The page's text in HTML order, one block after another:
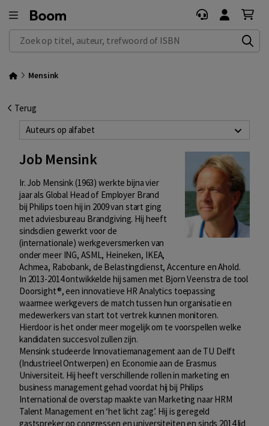
Zoek op titel, auteur, trefwoord of ISBN
Mensink
Terug
Auteurs op alfabet
Job Mensink
Ir. Job Mensink (1963) werkte bijna vier
jaar als Global Head of Employer Brand
bij Philips toen hij in 2009 van start ging
met adviesbureau Brandgiving. Hij heeft
sindsdien gewerkt voor de
(internationale) werkgeversmerken van
onder meer ING, ASML, Heineken, IKEA,
Achmea, Rabobank, de Belastingdienst, Accenture en Ahold.
In 2013-2014 ontwikkelde hij samen met Bjorn Veenstra de tool
Doorsight®, een innovatieve HR Analytics toepassing
waarmee werkgevers de match tussen hun organisatie en
medewerkers van start tot vertrek kunnen monitoren.
Hierdoor is het onder meer mogelijk om te voorspellen welke
kandidaten succesvol zullen zijn.
Mensink studeerde Innovatiemanagement aan de TU Delft
(Industrieel Ontwerpen) en Economie aan de Erasmus
Universiteit. Hij heeft verschillende rollen in marketing en
business management gehad voordat hij bij Philips
International de overstap maakte van Marketing naar HRM
Talent Management en ‘het licht zag’. Hij is geregeld
gastspreker op congressen en universiteiten en sinds 2014 lid